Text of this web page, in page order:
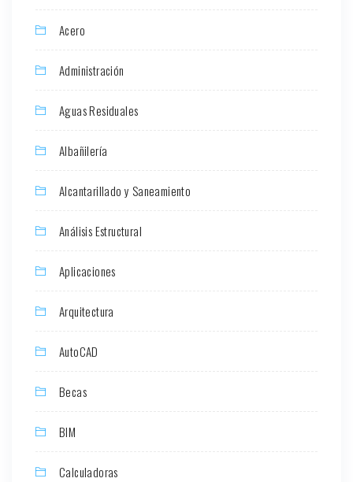
Acero
Administración
Aguas Residuales
Albañilería
Alcantarillado y Saneamiento
Análisis Estructural
Aplicaciones
Arquitectura
AutoCAD
Becas
BIM
Calculadoras